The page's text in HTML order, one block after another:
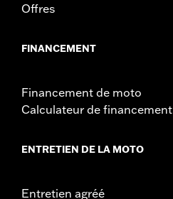
Offres
FINANCEMENT
Financement de moto
Calculateur de financement
ENTRETIEN DE LA MOTO
Entretien agréé